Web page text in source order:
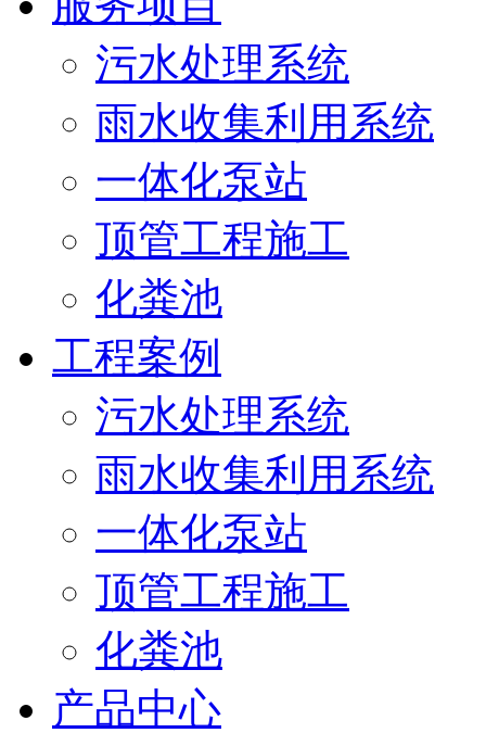
污水处理系统
雨水收集利用系统
一体化泵站
顶管工程施工
化粪池
工程案例
污水处理系统
雨水收集利用系统
一体化泵站
顶管工程施工
化粪池
产品中心